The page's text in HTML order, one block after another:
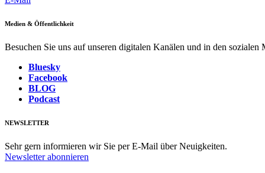
Medien & Öffentlichkeit
Besuchen Sie uns auf unseren digitalen Kanälen und in den sozialen
Bluesky
Facebook
BLOG
Podcast
NEWSLETTER
Sehr gern informieren wir Sie per E-Mail über Neuigkeiten.
Newsletter abonnieren